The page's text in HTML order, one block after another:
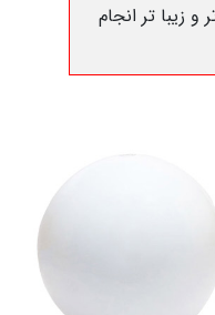
زیبا تر انجام